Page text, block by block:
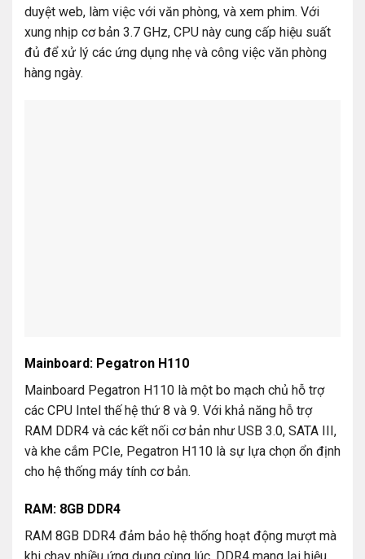
duyệt web, làm việc với văn phòng, và xem phim. Với
xung nhịp cơ bản 3.7 GHz, CPU này cung cấp hiệu suất
đủ để xử lý các ứng dụng nhẹ và công việc văn phòng
hàng ngày.
Mainboard: Pegatron H110
Mainboard Pegatron H110 là một bo mạch chủ hỗ trợ
các CPU Intel thế hệ thứ 8 và 9. Với khả năng hỗ trợ
RAM DDR4 và các kết nối cơ bản như USB 3.0, SATA III,
và khe cắm PCIe, Pegatron H110 là sự lựa chọn ổn định
cho hệ thống máy tính cơ bản.
RAM: 8GB DDR4
RAM 8GB DDR4 đảm bảo hệ thống hoạt động mượt mà